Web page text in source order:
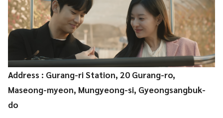
Address : Gurang-ri Station, 20 Gurang-ro,
Maseong-myeon, Mungyeong-si, Gyeongsangbuk-
do